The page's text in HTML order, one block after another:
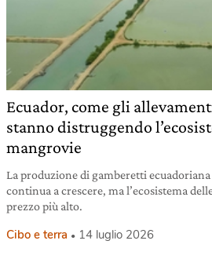
Ecuador, come gli
stanno distruggendo
mangrovie
La produzione di gamberetti
continua a crescere, ma l’ecosistema
prezzo più alto.
Cibo e terra 14 luglio 2026